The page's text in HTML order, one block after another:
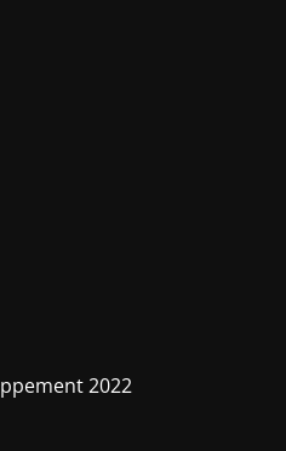
2022